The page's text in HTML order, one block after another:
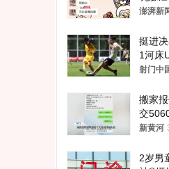
可能
澎湃新
挺进
1河床
射门中
搬家
交
子傻
新黄河
2岁男